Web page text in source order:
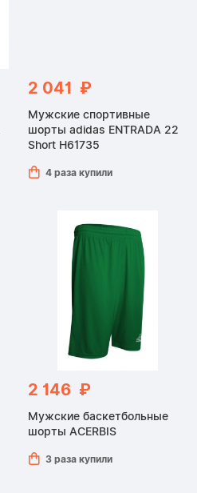
2 041 ₽
Мужские спортивные
шорты adidas ENTRADA 22
Short H61735
4 раза купили
2 146 ₽
Мужские баскетбольные
шорты ACERBIS
3 раза купили